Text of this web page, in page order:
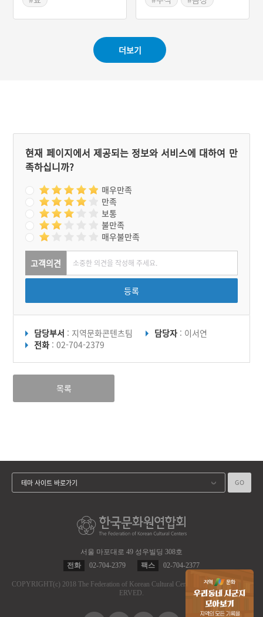
과장마다 덕담이 곁들여진
다. 마지막 ‘마당놀이’에서
없다는 의원을 잡아두기 위
해 술과 음식을 내오는 연극
적 요소를 통해, 모두가 먹
더보기
현재 페이지에서 제공되는 정보와 서비스에 대하여 만
족하십니까?
매우만족
만족
보통
불만족
매우불만족
고객의견
등록
담당부서 : 지역문화콘텐츠팀 담당자 : 이서연
전화 : 02-704-2379
목록
서울 마포대로 49 성우빌딩 308호
전화
02-704-2379 팩스 02-704-2377
COPYRIGHT(c) 2018 The Federation of Korean Cultural Centers.
ALL RIGHT RES
ERVED.
테마 사이트 바로가기 GO